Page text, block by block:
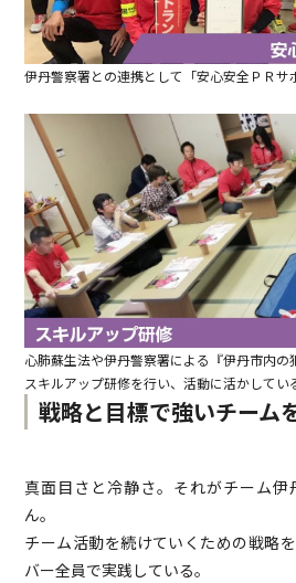
伊丹警察署との連携として「安心安全ＰＲサ
心肺蘇生法や伊丹警察署による『伊丹市内
スキルアップ研修を行い、活動に活かしてい
戦略と目標で強いチーム
真面目さと冷静さ。それがチーム
ん。
チーム活動を続けていくための戦略
バー全員で実践している。